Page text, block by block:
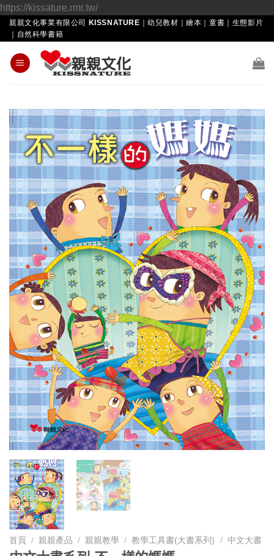
https://kissature.rmr.tw/Skip
to
親親文化事業有限公司 KISSNATURE｜幼兒教材｜繪本｜童書｜生態影片
｜自然科學書籍
首頁 / 親親產品 / 親親教學 / 教學工具書(大書系列) / 中文大書